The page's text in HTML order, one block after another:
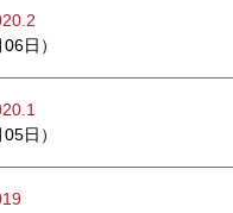
日）
日）